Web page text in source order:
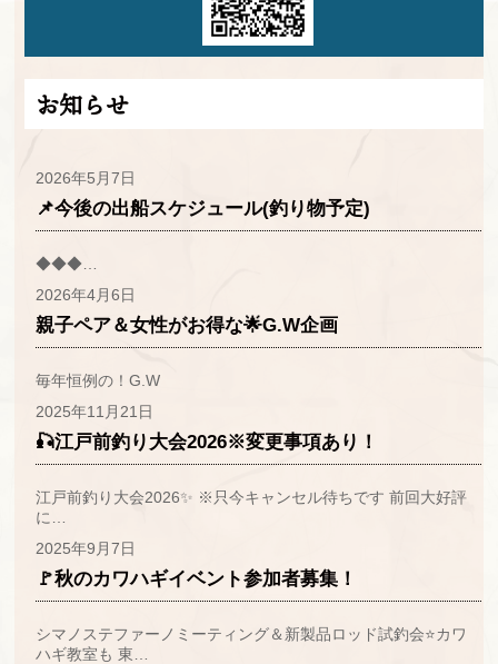
お知らせ
2026年5月7日
📌今後の出船スケジュール(釣り物予定)
◆◆◆…
2026年4月6日
親子ペア＆女性がお得な🌟G.W企画
毎年恒例の！G.W
2025年11月21日
🎣江戸前釣り大会2026※変更事項あり！
江戸前釣り大会2026✨ ※只今キャンセル待ちです 前回大好評
に…
2025年9月7日
🚩秋のカワハギイベント参加者募集！
シマノステファーノミーティング＆新製品ロッド試釣会⭐カワ
ハギ教室も 東…